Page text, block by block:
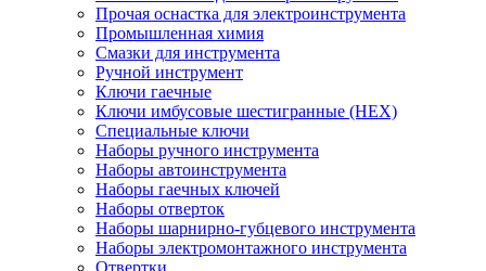
Прочая оснастка для электроинструмента
Промышленная химия
Смазки для инструмента
Ручной инструмент
Ключи гаечные
Ключи имбусовые шестигранные (HEX)
Специальные ключи
Наборы ручного инструмента
Наборы автоинструмента
Наборы гаечных ключей
Наборы отверток
Наборы шарнирно-губцевого инструмента
Наборы электромонтажного инструмента
Отвертки